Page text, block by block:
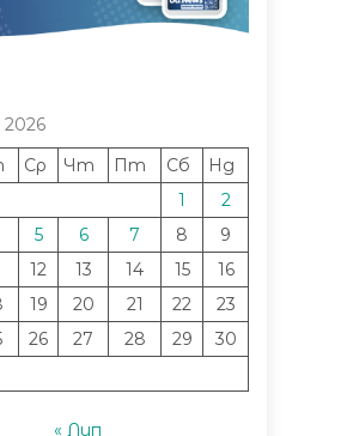
2026
Ср Чт Пт Сб
Нд
1
2
5 6 7 8
9
12 13 14 15
16
19 20 21 22
23
26 27 28 29
30
« Лип